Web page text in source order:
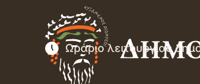
Ωράριο λειτουργίας